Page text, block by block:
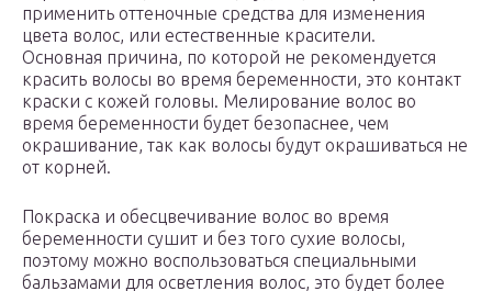
применить оттеночные средства для изменения
цвета волос, или естественные красители.
Основная причина, по которой не рекомендуется
красить волосы во время беременности, это контакт
краски с кожей головы. Мелирование волос во
время беременности будет безопаснее, чем
окрашивание, так как волосы будут окрашиваться не
от корней.
Покраска и обесцвечивание волос во время
беременности сушит и без того сухие волосы,
поэтому можно воспользоваться специальными
бальзамами для осветления волос, это будет более